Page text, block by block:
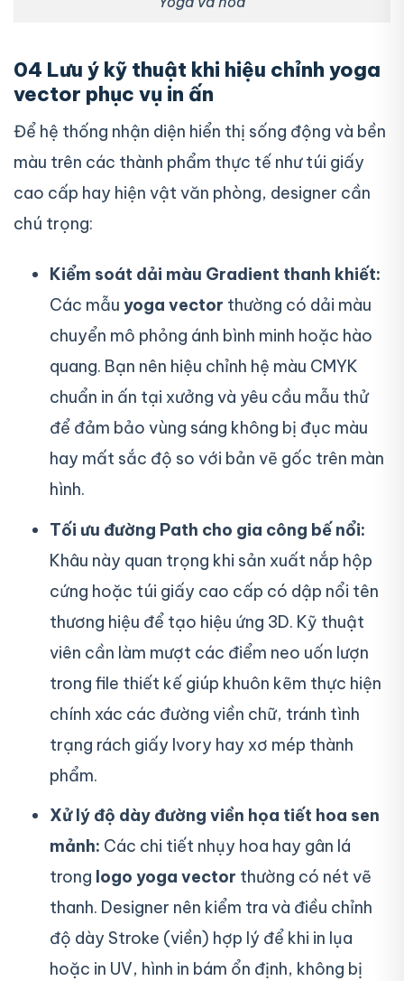
04 Lưu ý kỹ thuật khi hiệu chỉnh yoga
vector phục vụ in ấn
Để hệ thống nhận diện hiển thị sống động và bền
màu trên các thành phẩm thực tế như túi giấy
cao cấp hay hiện vật văn phòng, designer cần
chú trọng:
Kiểm soát dải màu Gradient thanh khiết:
Các mẫu yoga vector thường có dải màu
chuyển mô phỏng ánh bình minh hoặc hào
quang. Bạn nên hiệu chỉnh hệ màu CMYK
chuẩn in ấn tại xưởng và yêu cầu mẫu thử
để đảm bảo vùng sáng không bị đục màu
hay mất sắc độ so với bản vẽ gốc trên màn
hình.
Tối ưu đường Path cho gia công bế nổi:
Khâu này quan trọng khi sản xuất nắp hộp
cứng hoặc túi giấy cao cấp có dập nổi tên
thương hiệu để tạo hiệu ứng 3D. Kỹ thuật
viên cần làm mượt các điểm neo uốn lượn
trong file thiết kế giúp khuôn kẽm thực hiện
chính xác các đường viền chữ, tránh tình
trạng rách giấy Ivory hay xơ mép thành
phẩm.
Xử lý độ dày đường viền họa tiết hoa sen
mảnh: Các chi tiết nhụy hoa hay gân lá
trong logo yoga vector thường có nét vẽ
thanh. Designer nên kiểm tra và điều chỉnh
độ dày Stroke (viền) hợp lý để khi in lụa
hoặc in UV, hình in bám ổn định, không bị